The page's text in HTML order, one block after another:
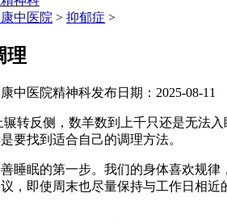
中医院 > 抑郁症 >
理
中医院精神科发布日期：2025-08-11
辗转反侧，数羊数到上千只还是无法
要找到适合自己的调理方法。
睡眠的第一步。我们的身体喜欢规
，即使周末也尽量保持与工作日相